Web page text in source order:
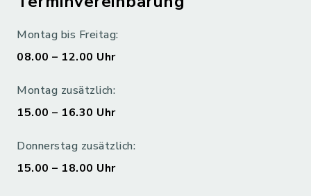
Montag bis Freitag:
08.00 – 12.00 Uhr
Montag zusätzlich:
15.00 – 16.30 Uhr
Donnerstag zusätzlich:
15.00 – 18.00 Uhr